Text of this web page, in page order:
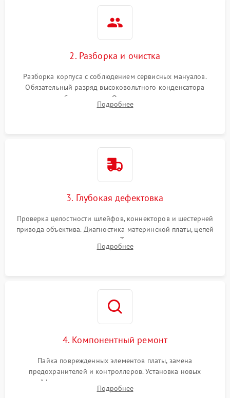
2. Разборка и очистка
Разборка корпуса с соблюдением сервисных мануалов.
Обязательный разряд высоковольтного конденсатора
вспышки для безопасности. Очистка внутренних узлов от
пыли, песка и следов влаги с помощью спецсредств.
Подробнее
3. Глубокая дефектовка
Проверка целостности шлейфов, коннекторов и шестерней
привода объектива. Диагностика материнской платы, цепей
питания и картоприемника. Тестирование механизма
затвора и блока внутрикамерной стабилизации.
Подробнее
4. Компонентный ремонт
Пайка поврежденных элементов платы, замена
предохранителей и контроллеров. Установка новых
шлейфов, дисплея, механизма затвора или двигателя
автофокуса. Восстановление геометрии тубуса объектива
Подробнее